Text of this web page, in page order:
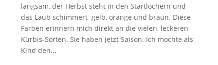
langsam, der Herbst steht in den Startlöchern und
das Laub schimmert gelb, orange und braun. Diese
Farben erinnern mich direkt an die vielen, leckeren
Kürbis-Sorten. Sie haben jetzt Saison. Ich mochte als
Kind den...